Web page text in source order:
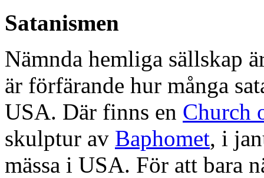
Satanismen
Nämnda hemliga sällskap
är förfärande hur många
USA. Där finns en Church
skulptur av Baphomet, i
mässa i USA. För att bara